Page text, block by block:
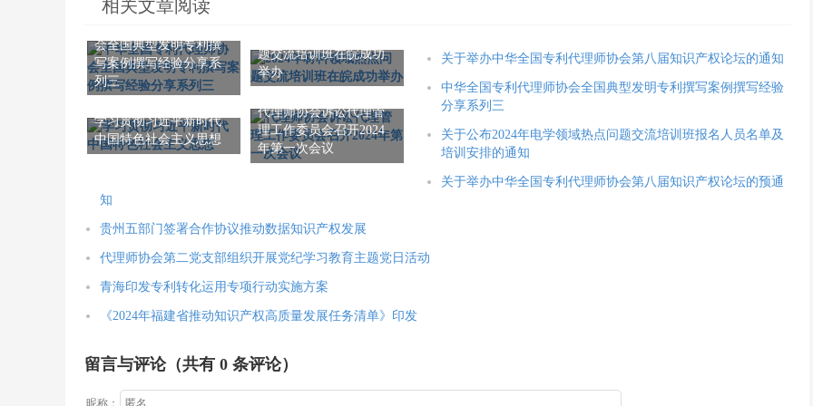
相关文章阅读
会全国典型发明专利撰
写案例撰写经验分享系
列三
题交流培训班在皖成功
举办
学习贯彻习近平新时代
中国特色社会主义思想
代理师协会诉讼代理管
理工作委员会召开2024
年第一次会议
关于举办中华全国专利代理师协会第八届知识产权论坛的通知
中华全国专利代理师协会全国典型发明专利撰写案例撰写经验
分享系列三
关于公布2024年电学领域热点问题交流培训班报名人员名单及
培训安排的通知
关于举办中华全国专利代理师协会第八届知识产权论坛的预通
知
贵州五部门签署合作协议推动数据知识产权发展
代理师协会第二党支部组织开展党纪学习教育主题党日活动
青海印发专利转化运用专项行动实施方案
《2024年福建省推动知识产权高质量发展任务清单》印发
留言与评论（共有 0 条评论）
昵称：